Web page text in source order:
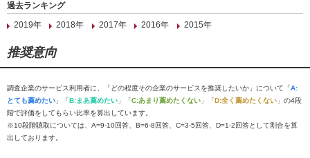
過去ランキング
2019年
2018年 2017年 2016年 2015年
推奨意向
調査企業のサービス利用者に、「どの程度その企業のサービスを推奨したいか」について「A:
とても薦めたい 」「B:まあ薦めたい 」「C:あまり薦めたくない 」「D:全く薦めたくない 」の4段
階で評価をしてもらい比率を算出しています。
※10段階聴取については、A=9-10回答、B=6-8回答、C=3-5回答、D=1-2回答として割合を算
出しております。